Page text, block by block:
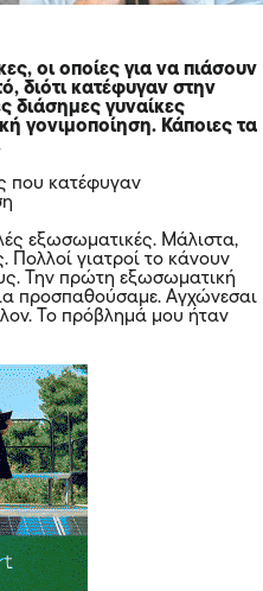
οι οποίες για να πιάσουν
διότι κατέφυγαν στην
διάσημες γυναίκες
γονιμοποίηση. Κάποιες τα
που κατέφυγαν
εξωσωματικές. Μάλιστα,
Πολλοί γιατροί το κάνουν
Την πρώτη εξωσωματική
προσπαθούσαμε. Αγχώνεσαι
Το πρόβλημά μου ήταν